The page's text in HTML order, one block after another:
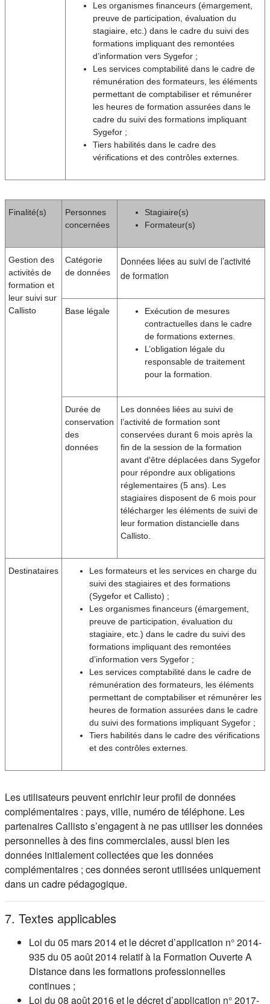
Les organismes financeurs (émargement,
preuve de participation, évaluation du
stagiaire, etc.) dans le cadre du suivi des
formations impliquant des remontées
d’information vers Sygefor ;
Les services comptabilité dans le cadre de
rémunération des formateurs, les éléments
permettant de comptabiliser et rémunérer
les heures de formation assurées dans le
cadre du suivi des formations impliquant
Sygefor ;
Tiers habilités dans le cadre des
vérifications et des contrôles externes.
Finalité(s)
Personnes
concernées
Stagiaire(s)
Formateur(s)
Gestion des
activités de
formation et
leur suivi sur
Callisto
Catégorie
de données
Données liées au suivi de l’activité
de formation
Base légale
Exécution de mesures
contractuelles dans le cadre
de formations externes.
L’obligation légale du
responsable de traitement
pour la formation.
Durée de
conservation
des
données
Les données liées au suivi de
l’activité de formation sont
conservées durant 6 mois après la
fin de la session de la formation
avant d'être déplacées dans Sygefor
pour répondre aux obligations
réglementaires (5 ans). Les
stagiaires disposent de 6 mois pour
télécharger les éléments de suivi de
leur formation distancielle dans
Callisto.
Destinataires
Les formateurs et les services en charge du
suivi des stagiaires et des formations
(Sygefor et Callisto) ;
Les organismes financeurs (émargement,
preuve de participation, évaluation du
stagiaire, etc.) dans le cadre du suivi des
formations impliquant des remontées
d’information vers Sygefor ;
Les services comptabilité dans le cadre de
rémunération des formateurs, les éléments
permettant de comptabiliser et rémunérer les
heures de formation assurées dans le cadre
du suivi des formations impliquant Sygefor ;
Tiers habilités dans le cadre des vérifications
et des contrôles externes.
Les utilisateurs peuvent enrichir leur profil de données
complémentaires : pays, ville, numéro de téléphone. Les
partenaires Callisto s’engagent à ne pas utiliser les données
personnelles à des fins commerciales, aussi bien les
données initialement collectées que les données
complémentaires ; ces données seront utilisées uniquement
dans un cadre pédagogique.
7. Textes applicables
Loi du 05 mars 2014 et le décret d’application n° 2014-
935 du 05 août 2014 relatif à la Formation Ouverte A
Distance dans les formations professionnelles
continues ;
Loi du 08 août 2016 et le décret d’application n° 2017-